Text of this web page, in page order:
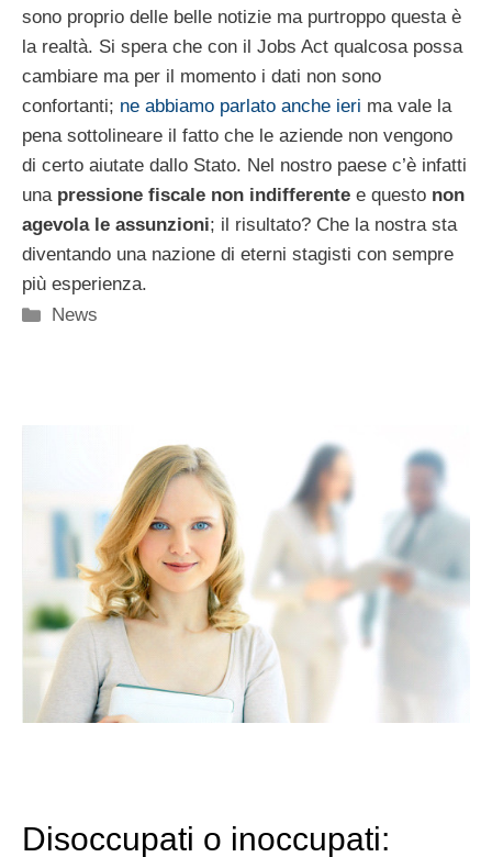
sono proprio delle belle notizie ma purtroppo questa è
la realtà. Si spera che con il Jobs Act qualcosa possa
cambiare ma per il momento i dati non sono
confortanti; ne abbiamo parlato anche ieri ma vale la
pena sottolineare il fatto che le aziende non vengono
di certo aiutate dallo Stato. Nel nostro paese c’è infatti
una pressione fiscale non indifferente e questo non
agevola le assunzioni; il risultato? Che la nostra sta
diventando una nazione di eterni stagisti con sempre
più esperienza.
Categorie
News
Disoccupati o inoccupati: